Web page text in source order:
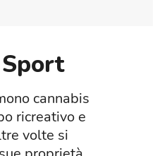
cannabis
ricreativo e
volte si